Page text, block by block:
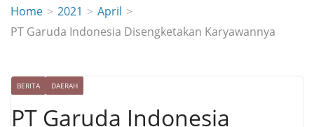
Home
2021
April
PT Garuda Indonesia Disengketakan Karyawannya
BERITA DAERAH
PT Garuda Indonesia